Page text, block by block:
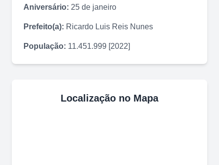
Aniversário: 25 de janeiro
Prefeito(a): Ricardo Luis Reis Nunes
População: 11.451.999 [2022]
Localização no Mapa